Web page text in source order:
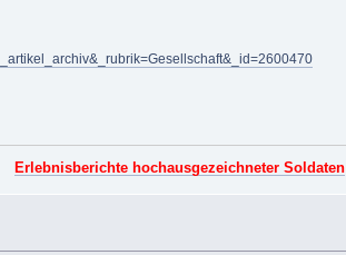
Erlebnisberichte hochausgezeichneter Soldaten